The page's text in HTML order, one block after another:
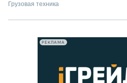
РЕКЛАМА
Грузовая техника